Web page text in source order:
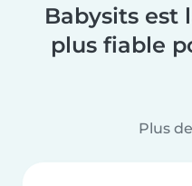
Babysits est
plus fiable
Plus